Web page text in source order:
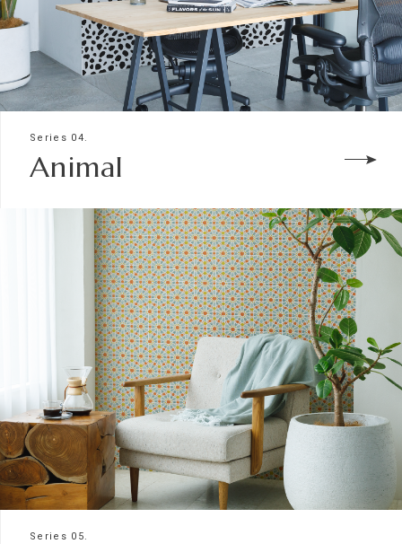
Series 04.
Animal
Series 05.